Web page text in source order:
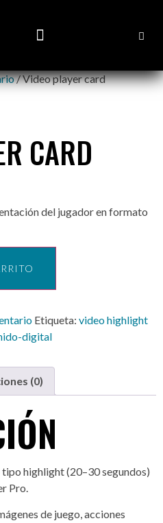
/ Video player card
CARD
del jugador en formato
Etiqueta: video highlight
digital
(0)
highlight (20–30 segundos)
Pro.
de juego, acciones